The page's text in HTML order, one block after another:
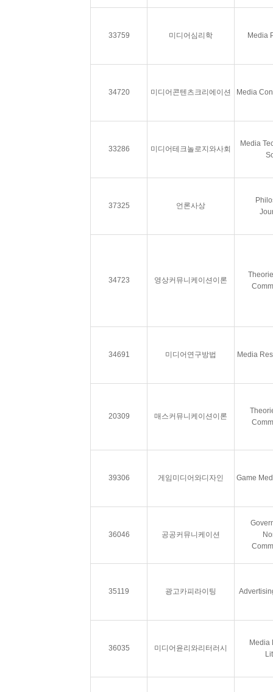
33759 미디어심리학 Media
34720 미디어콘텐츠크리에이션 Media
33286 미디어테크놀로지와사회
Media
37325 언론사상
34723 영상커뮤니케이션이론
34691 미디어연구방법 Media
20309 매스커뮤니케이션이론
39306 게임미디어와디자인 Game
36046 공공커뮤니케이션
35119 광고카피라이팅
36035 미디어윤리와리터러시
Media